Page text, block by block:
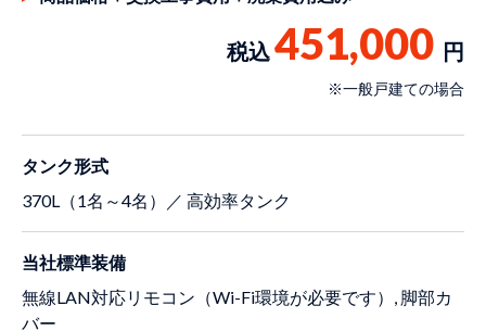
税込451,000 円
※一般戸建ての場合
タンク形式
370L（1名～4名）／ 高効率タンク
当社標準装備
無線LAN対応リモコン（Wi-Fi環境が必要です）, 脚部カ
バー